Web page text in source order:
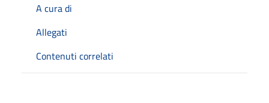
A cura di
Allegati
Contenuti correlati